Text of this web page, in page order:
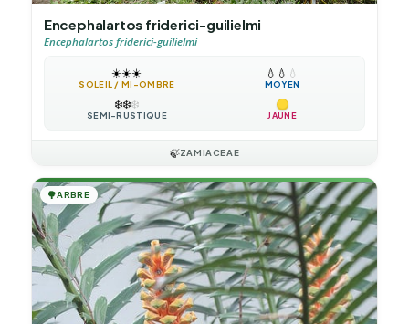
Encephalartos friderici-guilielmi
Encephalartos friderici-guilielmi
☀️☀️☀️
SOLEIL / MI-OMBRE
💧 💧 💧
MOYEN
❄️❄️❄️
SEMI-RUSTIQUE JAUNE
🍃ZAMIACEAE
🌳ARBRE